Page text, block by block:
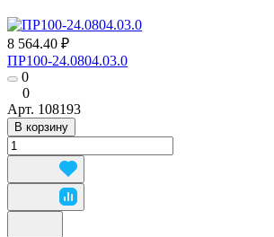
8 564.40 ₽
ПР100-24.0804.03.0
0
0
Арт. 108193
В корзину